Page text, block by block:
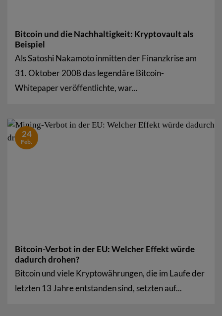
Bitcoin und die Nachhaltigkeit: Kryptovault als
Beispiel
Als Satoshi Nakamoto inmitten der Finanzkrise am
31. Oktober 2008 das legendäre Bitcoin-
Whitepaper veröffentlichte, war...
Bitcoin-Verbot in der EU: Welcher Effekt würde
dadurch drohen?
Bitcoin und viele Kryptowährungen, die im Laufe der
letzten 13 Jahre entstanden sind, setzten auf...
24
Feb.